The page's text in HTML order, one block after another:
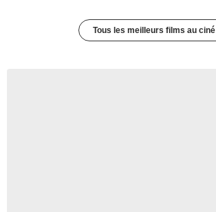
Tous les meilleurs films au ciné